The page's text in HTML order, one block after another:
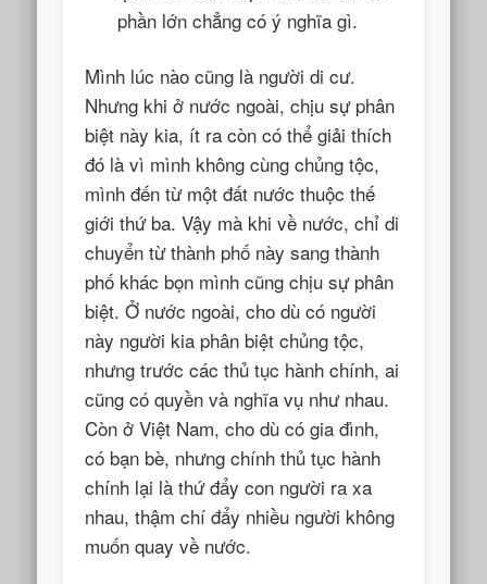
phần lớn chẳng có ý nghĩa gì.
Mình lúc nào cũng là người di cư.
Nhưng khi ở nước ngoài, chịu sự phân
biệt này kia, ít ra còn có thể giải thích
đó là vì mình không cùng chủng tộc,
mình đến từ một đất nước thuộc thế
giới thứ ba. Vậy mà khi về nước, chỉ di
chuyển từ thành phố này sang thành
phố khác bọn mình cũng chịu sự phân
biệt. Ở nước ngoài, cho dù có người
này người kia phân biệt chủng tộc,
nhưng trước các thủ tục hành chính, ai
cũng có quyền và nghĩa vụ như nhau.
Còn ở Việt Nam, cho dù có gia đình,
có bạn bè, nhưng chính thủ tục hành
chính lại là thứ đẩy con người ra xa
nhau, thậm chí đẩy nhiều người không
muốn quay về nước.